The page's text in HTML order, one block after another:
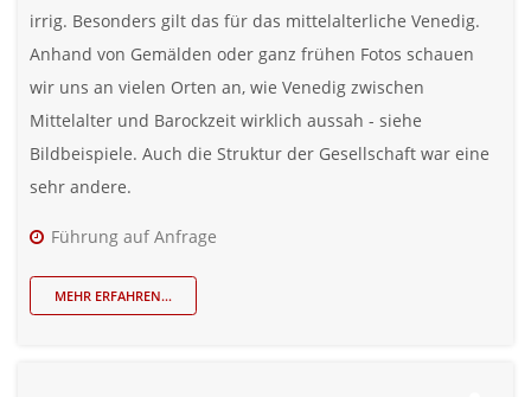
irrig. Besonders gilt das für das mittelalterliche Venedig.
Anhand von Gemälden oder ganz frühen Fotos schauen
wir uns an vielen Orten an, wie Venedig zwischen
Mittelalter und Barockzeit wirklich aussah - siehe
Bildbeispiele. Auch die Struktur der Gesellschaft war eine
sehr andere.
Führung auf Anfrage
MEHR ERFAHREN...